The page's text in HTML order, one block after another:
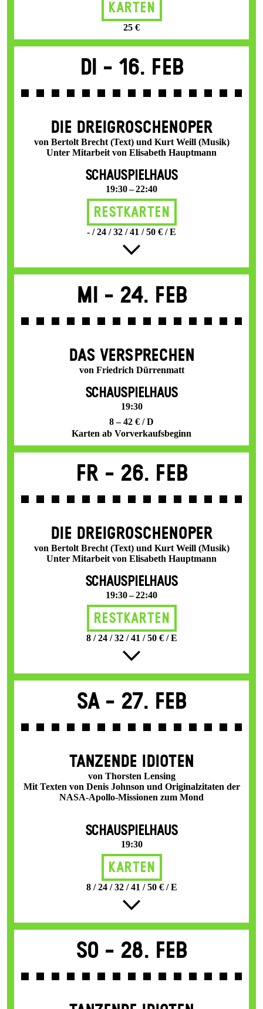
Karten
25 €
Di - 16. Feb
DIE DREI­GROSCHEN­OPER
von Bertolt Brecht (Text) und Kurt Weill (Musik)
Unter Mitarbeit von Elisabeth Hauptmann
SCHAUSPIELHAUS
19:30 – 22:40
Restkarten
- / 24 / 32 / 41 / 50 € / E
Mi - 24. Feb
DAS VER­SPRECHEN
von Friedrich Dürrenmatt
SCHAUSPIELHAUS
19:30
8 – 42 € / D
Karten ab Vorverkaufsbeginn
Fr - 26. Feb
DIE DREI­GROSCHEN­OPER
von Bertolt Brecht (Text) und Kurt Weill (Musik)
Unter Mitarbeit von Elisabeth Hauptmann
SCHAUSPIELHAUS
19:30 – 22:40
Restkarten
8 / 24 / 32 / 41 / 50 € / E
Sa - 27. Feb
TANZENDE IDIOTEN
von Thorsten Lensing
Mit Texten von Denis Johnson und Originalzitaten der
NASA-Apollo-Missionen zum Mond
SCHAUSPIELHAUS
19:30
Karten
8 / 24 / 32 / 41 / 50 € / E
So - 28. Feb